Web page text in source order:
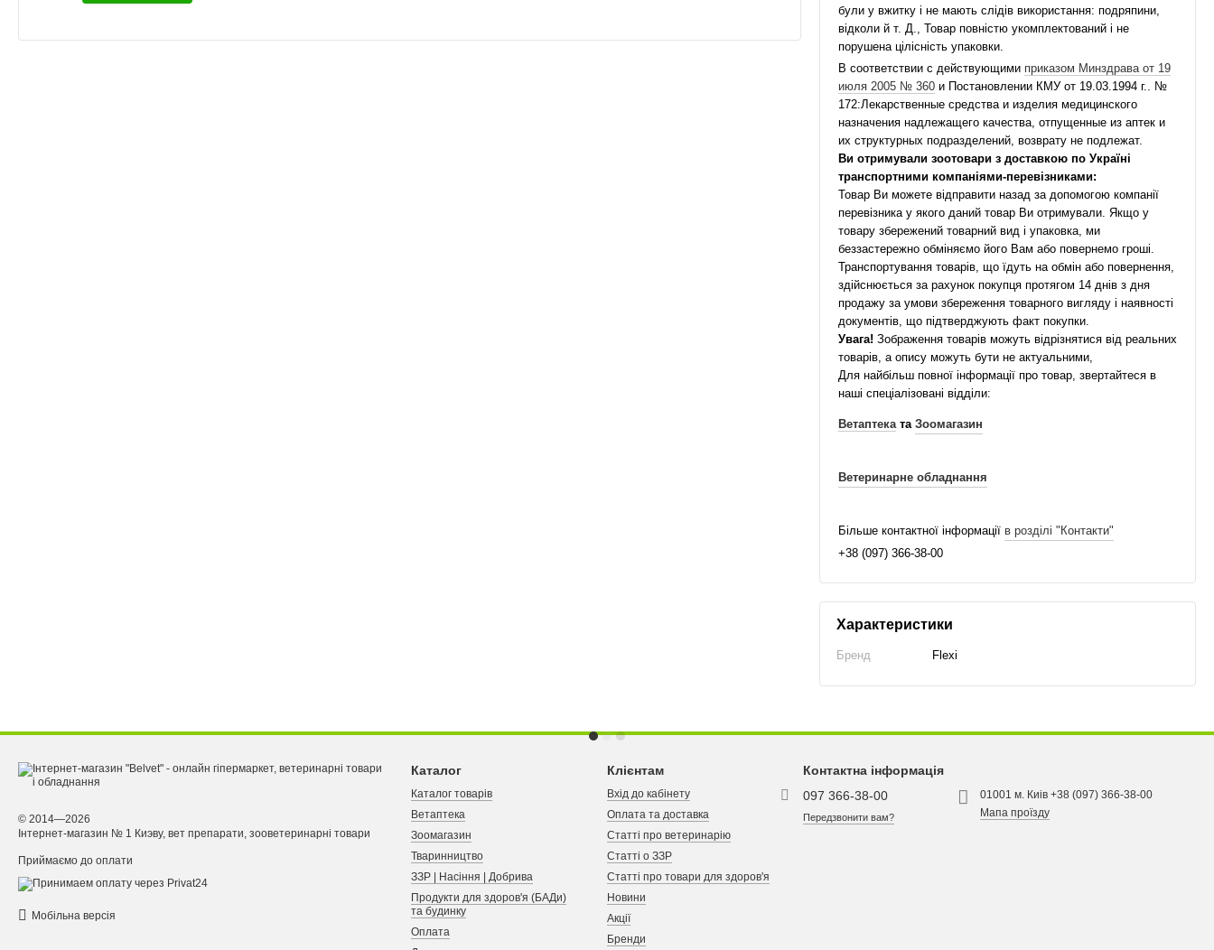
були у вжитку і не мають слідів використання: подряпини,
відколи й т. Д., Товар повністю укомплектований і не
порушена цілісність упаковки.
В соответствии с действующими приказом Минздрава от 19
июля 2005 № 360и Постановлении КМУ от 19.03.1994 г.. №
172:Лекарственные средства и изделия медицинского
назначения надлежащего качества, отпущенные из аптек и
их структурных подразделений, возврату не подлежат.
Ви отримували зоотовари з доставкою по Україні
транспортними компаніями-перевізниками:
Товар Ви можете відправити назад за допомогою компанії
перевізника у якого даний товар Ви отримували. Якщо у
товару збережений товарний вид і упаковка, ми
беззастережно обміняємо його Вам або повернемо гроші.
Транспортування товарів, що їдуть на обмін або повернення,
здійснюється за рахунок покупця протягом 14 днів з дня
продажу за умови збереження товарного вигляду і наявності
документів, що підтверджують факт покупки.
Увага! Зображення товарів можуть відрізнятися від реальних
товарів, а опису можуть бути не актуальними,
Для найбільш повної інформації про товар, звертайтеся в
наші спеціалізовані відділи:
Ветаптеката Зоомагазин
Ветеринарне обладнання
Більше контактної інформації в розділі "Контакти"
+38 (097) 366-38-00
Характеристики
Бренд Flexi
© 2014—2026
Інтернет-магазин № 1 Киэву, вет препарати, зооветеринарні товари
Приймаємо до оплати
Мобільна версія
Каталог
Каталог товарів
Ветаптека
Зоомагазин
Тваринництво
ЗЗР | Насіння | Добрива
Продукти для здоров'я (БАДи)
та будинку
Оплата
Клієнтам
Вхід до кабінету
Оплата та доставка
Статті про ветеринарію
Статті о ЗЗР
Статті про товари для здоров'я
Новини
Акції
Бренди
Контактна інформація
097 366-38-00
Передзвонити вам?
01001 м. Киів +38 (097) 366-38-00
Мапа проїзду